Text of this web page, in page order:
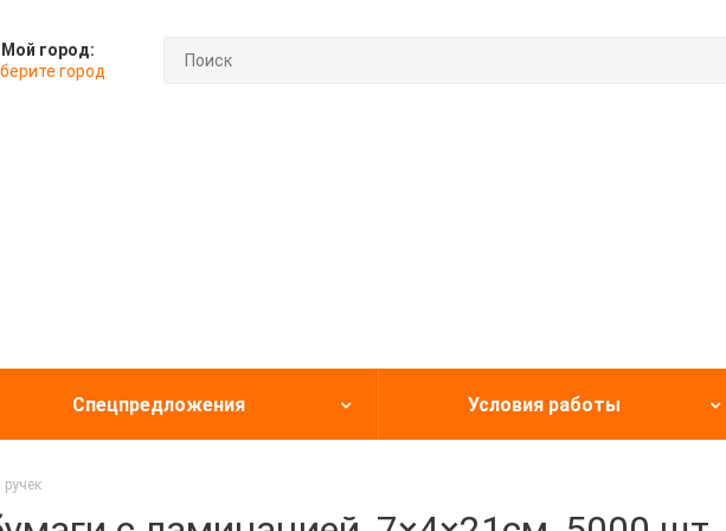
Мой город:
город
Спецпредложения Условия работы
ручек